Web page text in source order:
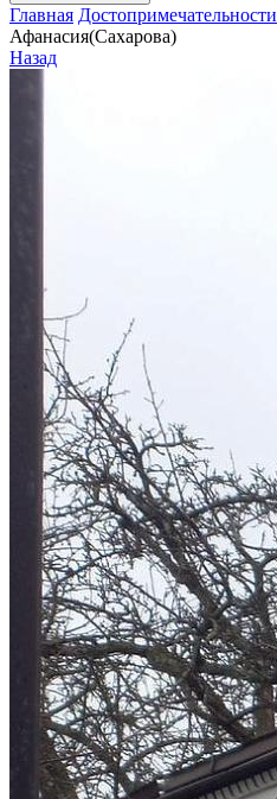
Главная Достопримечательности
Афанасия(Сахарова)
Назад